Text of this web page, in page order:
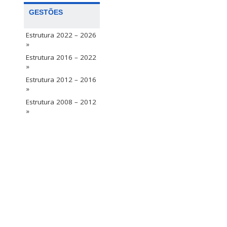
GESTÕES
Estrutura 2022 – 2026
»
Estrutura 2016 – 2022
»
Estrutura 2012 – 2016
»
Estrutura 2008 – 2012
»